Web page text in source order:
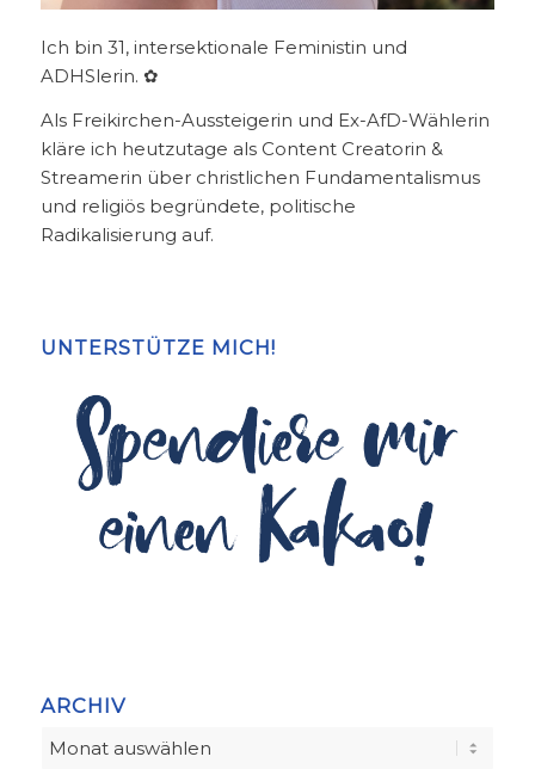
Ich bin 31, intersektionale Feministin und
ADHSlerin. ✿
Als Freikirchen-Aussteigerin und Ex-AfD-Wählerin
kläre ich heutzutage als Content Creatorin &
Streamerin über christlichen Fundamentalismus
und religiös begründete, politische
Radikalisierung auf.
UNTERSTÜTZE MICH!
ARCHIV